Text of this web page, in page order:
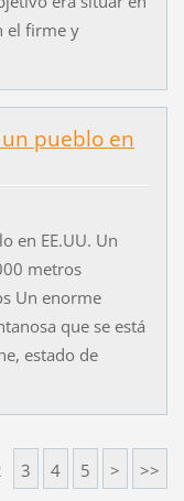
el firme y
pueblo en
en EE.UU. Un
metros
Un enorme
que se está
estado de
3 4 5 > >>